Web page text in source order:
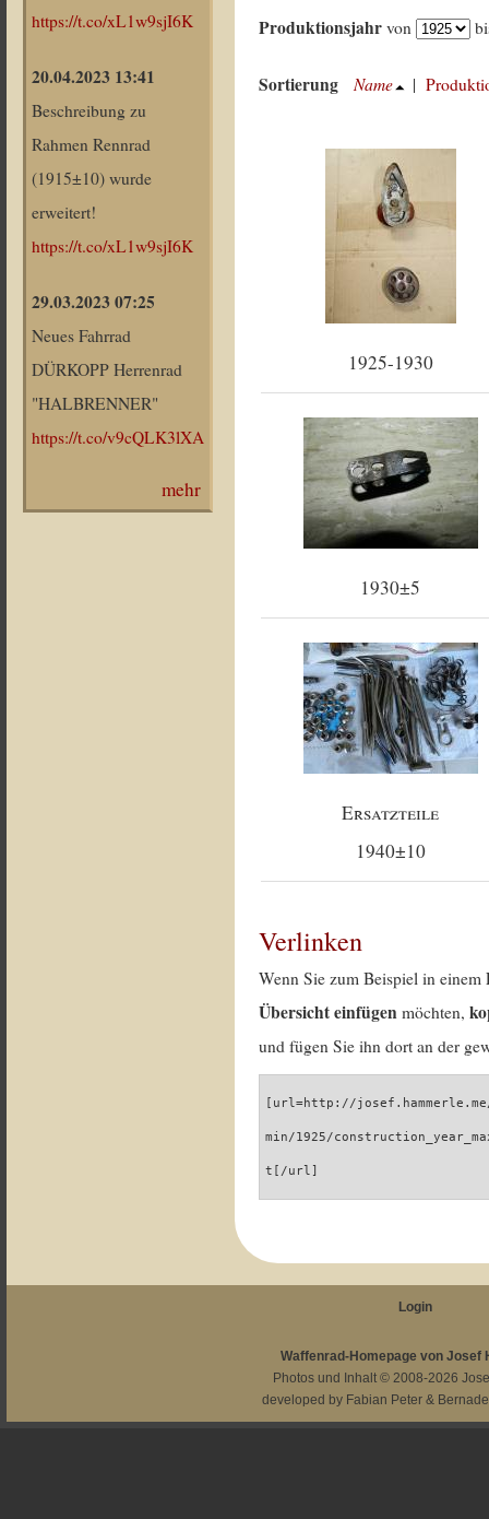
https://t.co/xL1w9sjI6K
20.04.2023 13:41
Beschreibung zu
Rahmen Rennrad
(1915±10) wurde
erweitert!
https://t.co/xL1w9sjI6K
29.03.2023 07:25
Neues Fahrrad
DÜRKOPP Herrenrad
"HALBRENNER"
https://t.co/v9cQLK3lXA
mehr
Produktionsjahr von
Sortierung Name |
1925-1930
1930±5
Ersatzteile
1940±10
Verlinken
Wenn Sie zum Beispiel in
Übersicht einfügen möchten,
und fügen Sie ihn dort an der
[url=http://
min/1925/
t[/url]
Login
Waffenrad-Homepage von Josef
Photos und Inhalt © 2008-2026
developed by Fabian Peter &